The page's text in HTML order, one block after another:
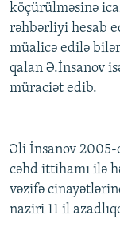
köçürülməsinə
rəhbərliyi hesab
müalicə edilə
qalan Ə.İnsanov
müraciət edib.
Əli İnsanov
cəhd ittihamı ilə
vəzifə
naziri 11 il